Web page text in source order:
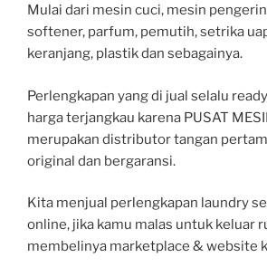
Mulai dari mesin cuci, mesin
softener, parfum, pemutih, setrika
keranjang, plastik dan sebagainya.
Perlengkapan yang di jual selalu
harga terjangkau karena PUSAT
merupakan distributor tangan
original dan bergaransi.
Kita menjual perlengkapan laundry
online, jika kamu malas untuk keluar
membelinya marketplace & website